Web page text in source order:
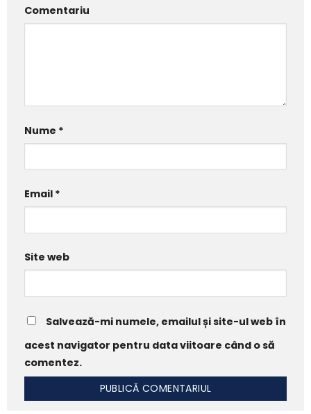
Comentariu
Nume *
Email *
Site web
Salvează-mi numele, emailul și site-ul web în
acest navigator pentru data viitoare când o să
comentez.